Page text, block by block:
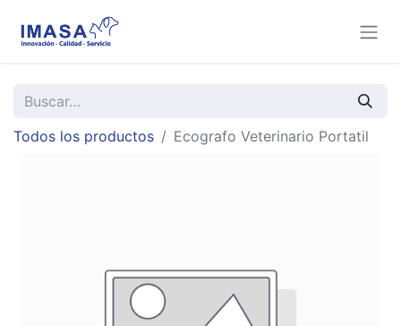
Todos los productos Ecografo Veterinario Portatil